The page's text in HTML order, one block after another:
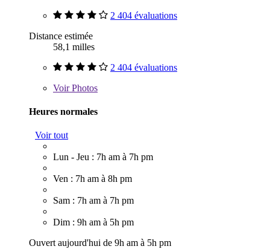
2 404 évaluations
Distance estimée
58,1 milles
2 404 évaluations
VoirPhotos
Heures normales
Voir tout
Lun - Jeu : 7h am à 7h pm
Ven : 7h am à 8h pm
Sam : 7h am à 7h pm
Dim : 9h am à 5h pm
Ouvert aujourd'hui de 9h am à 5h pm